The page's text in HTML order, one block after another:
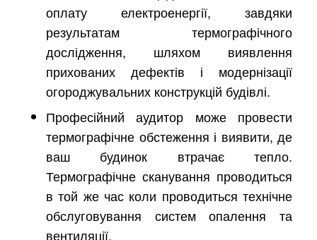
оплату електроенергії, завдяки
результатам термографічного
дослідження, шляхом виявлення
прихованих дефектів і модернізації
огороджувальних конструкцій будівлі.
Професійний аудитор може провести
термографічне обстеження і виявити, де
ваш будинок втрачає тепло.
Термографічне сканування проводиться
в той же час коли проводиться технічне
обслуговування систем опалення та
вентиляції.